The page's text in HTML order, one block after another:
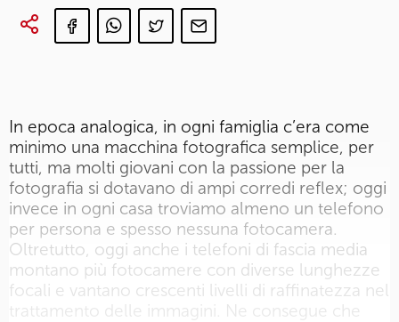
In epoca analogica, in ogni famiglia c’era come
minimo una macchina fotografica semplice, per
tutti, ma molti giovani con la passione per la
fotografia si dotavano di ampi corredi reflex; oggi
invece in ogni casa troviamo almeno un telefono
per persona e spesso nessuna fotocamera.
Oltretutto, oggi anche i telefoni di fascia media
montano più fotocamere con diverse lunghezze
focali e vantano crescenti livelli di raffinatezza nel
trattamento delle immagini. Ne consegue che